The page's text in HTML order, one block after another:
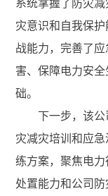
系统掌握了防灾
灾意识和自我保
战能力，完善了
害、保障电力安
础。
下一步，该
灾减灾培训和应
练方案，聚焦电
处置能力和公司